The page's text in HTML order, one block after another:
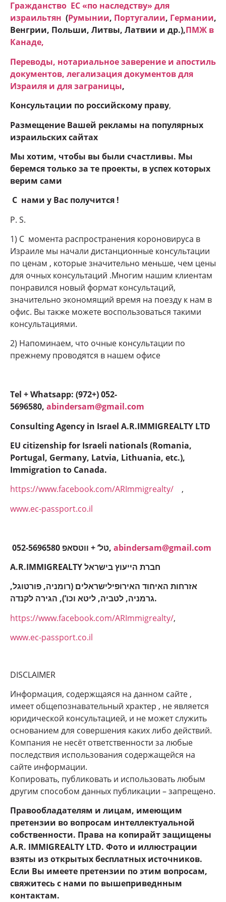
Гражданство ЕC «по наследству» для
израильтян (Румынии, Португалии, Германии,
Венгрии, Польши, Литвы, Латвии и др.),ПМЖ в
Канаде,
Переводы, нотариальное заверение и апостиль
документов, легализация документов для
Израиля и для заграницы,
Консультации по российскому праву,
Размещение Вашей рекламы на популярных
израильских сайтах
Мы хотим, чтобы вы были счастливы. Мы
беремся только за те проекты, в успех которых
верим сами
С нами у Вас получится !
P. S.
1) С момента распространения короновируса в
Израиле мы начали дистанционные консультации
по ценам , которые значительно меньше, чем цены
для очных консультаций .Многим нашим клиентам
понравился новый формат консультаций,
значительно экономящий время на поезду к нам в
офис. Вы также можете воспользоваться такими
консультациями.
2) Напоминаем, что очные консультации по
прежнему проводятся в нашем офисе
Tel + Whatsapp: (972+) 052-
5696580, abindersam@gmail.com
Consulting Agency in Israel A.R.IMMIGREALTY LTD
EU citizenship for Israeli nationals (Romania,
Portugal, Germany, Latvia, Lithuania, etc.),
Immigration to Canada.
https://www.facebook.com/ARImmigrealty/ ,
www.ec-passport.co.il
052-5696580 טל’ + ווטסאפ, abindersam@gmail.com
A.R.IMMIGREALTY חברת הייעוץ בישראל
אזרחות האיחוד האירופילישראלים (רומניה, פורטוגל,
גרמניה, לטביה, ליטא וכו’), הגירה לקנדה.
https://www.facebook.com/ARImmigrealty/,
www.ec-passport.co.il
DISCLAIMER
Информация, содержщаяся на данном сайте ,
имеет общепознавательный храктер , не является
юридической консультацией, и не может служить
основанием для совершения каких либо действий.
Компания не несёт ответственности за любые
последствия использования содержащейся на
сайте информации.
Копировать, публиковать и использовать любым
другим способом данных публикации – запрещено.
Правообладателям и лицам, имеющим
претензии во вопросам интеллектуальной
собственности. Права на копирайт защищены
A.R. IMMIGREALTY LTD. Фото и иллюстрации
взяты из открытых бесплатных источников.
Если Вы имеете претензии по этим вопросам,
свяжитесь с нами по вышеприведнным
контактам.